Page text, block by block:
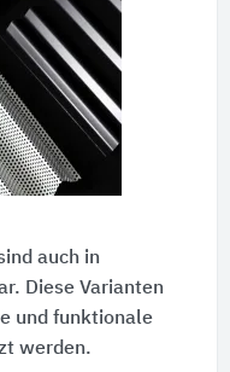
auch in
Diese Varianten
und funktionale
werden.